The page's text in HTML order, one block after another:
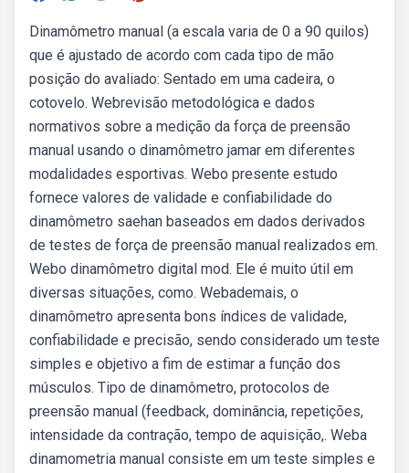
Dinamômetro manual (a escala varia de 0 a 90 quilos)
que é ajustado de acordo com cada tipo de mão
posição do avaliado: Sentado em uma cadeira, o
cotovelo. Webrevisão metodológica e dados
normativos sobre a medição da força de preensão
manual usando o dinamômetro jamar em diferentes
modalidades esportivas. Webo presente estudo
fornece valores de validade e confiabilidade do
dinamômetro saehan baseados em dados derivados
de testes de força de preensão manual realizados em.
Webo dinamômetro digital mod. Ele é muito útil em
diversas situações, como. Webademais, o
dinamômetro apresenta bons índices de validade,
confiabilidade e precisão, sendo considerado um teste
simples e objetivo a fim de estimar a função dos
músculos. Tipo de dinamômetro, protocolos de
preensão manual (feedback, dominância, repetições,
intensidade da contração, tempo de aquisição,. Weba
dinamometria manual consiste em um teste simples e